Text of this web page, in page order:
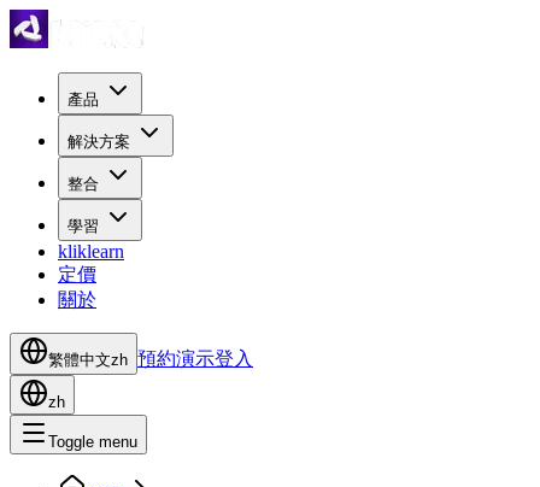
產品
解決方案
整合
學習
kliklearn
定價
關於
繁體中文zh 預約演示登入
zh
Toggle menu